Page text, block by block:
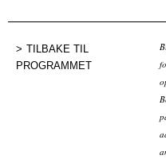
TILBAKE TIL
PROGRAMMET